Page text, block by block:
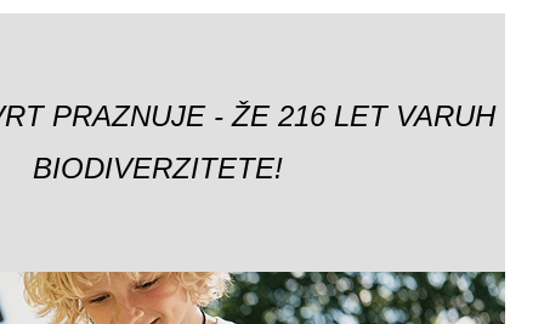
PRAZNUJE - ŽE 216 LET VARUH
BIODIVERZITETE!